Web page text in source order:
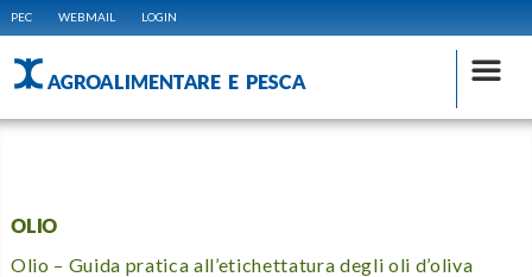
PEC WEBMAIL LOGIN
AGROALIMENTARE E PESCA
OLIO
Olio – Guida pratica all’etichettatura degli oli d’oliva